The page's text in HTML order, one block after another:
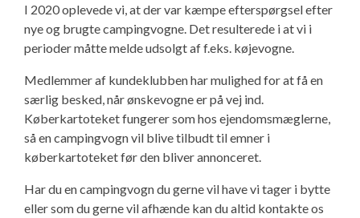
I 2020 oplevede vi, at der var kæmpe efterspørgsel efter
nye og brugte campingvogne. Det resulterede i at vi i
perioder måtte melde udsolgt af f.eks. køjevogne.
Medlemmer af kundeklubben har mulighed for at få en
særlig besked, når ønskevogne er på vej ind.
Køberkartoteket fungerer som hos ejendomsmæglerne,
så en campingvogn vil blive tilbudt til emner i
køberkartoteket før den bliver annonceret.
Har du en campingvogn du gerne vil have vi tager i bytte
eller som du gerne vil afhænde kan du altid kontakte os